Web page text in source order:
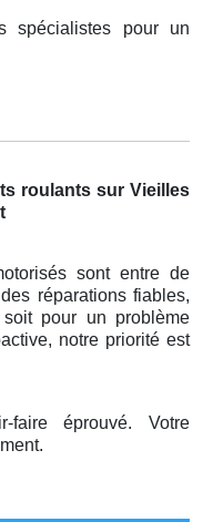
spécialistes pour un
roulants sur Vieilles
sont entre de
réparations fiables,
pour un problème
notre priorité est
faire éprouvé. Votre